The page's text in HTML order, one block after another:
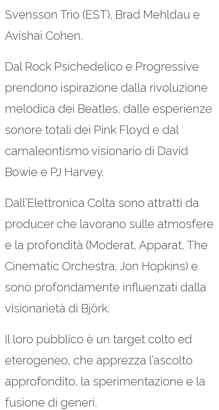
Svensson Trio (EST), Brad Mehldau e
Avishai Cohen.
Dal Rock Psichedelico e Progressive
prendono ispirazione dalla rivoluzione
melodica dei Beatles, dalle esperienze
sonore totali dei Pink Floyd e dal
camaleontismo visionario di David
Bowie e PJ Harvey.
Dall’Elettronica Colta sono attratti da
producer che lavorano sulle atmosfere
e la profondità (Moderat, Apparat, The
Cinematic Orchestra, Jon Hopkins) e
sono profondamente influenzati dalla
visionarietà di Björk.
Il loro pubblico è un target colto ed
eterogeneo, che apprezza l’ascolto
approfondito, la sperimentazione e la
fusione di generi.